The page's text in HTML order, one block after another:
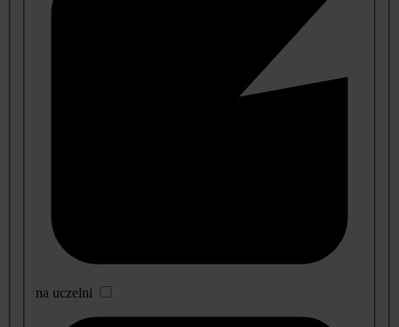
na uczelni